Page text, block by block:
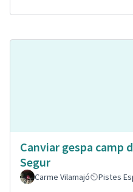
Canviar gespa camp
Segur
Carme Vilamajó Pistes